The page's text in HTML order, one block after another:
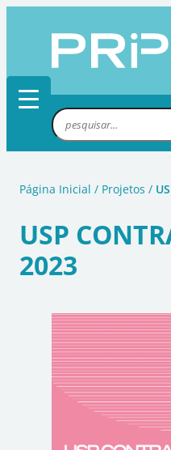
conteúdo
P
e
s
u
s
a
r
Página Inicial / Projetos /
USP
2023